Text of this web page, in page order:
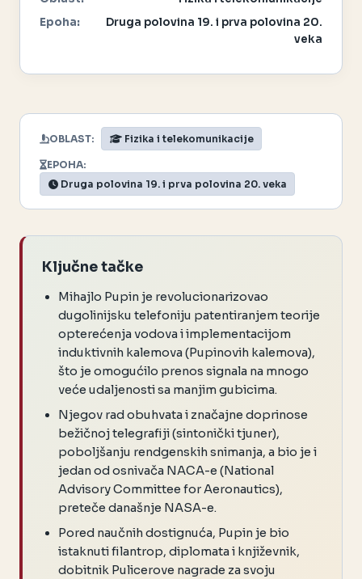
OBLAST: Fizika i telekomunikacije
EPOHA:
Druga polovina 19. i prva polovina 20. veka
Ključne tačke
Mihajlo Pupin je revolucionarizovao
dugolinijsku telefoniju patentiranjem teorije
opterećenja vodova i implementacijom
induktivnih kalemova (Pupinovih kalemova),
što je omogućilo prenos signala na mnogo
veće udaljenosti sa manjim gubicima.
Njegov rad obuhvata i značajne doprinose
bežičnoj telegrafiji (sintonički tjuner),
poboljšanju rendgenskih snimanja, a bio je i
jedan od osnivača NACA-e (National
Advisory Committee for Aeronautics),
preteče današnje NASA-e.
Pored naučnih dostignuća, Pupin je bio
istaknuti filantrop, diplomata i književnik,
dobitnik Pulicerove nagrade za svoju
Epoha:
Druga polovina 19. i prva polovina 20.
veka